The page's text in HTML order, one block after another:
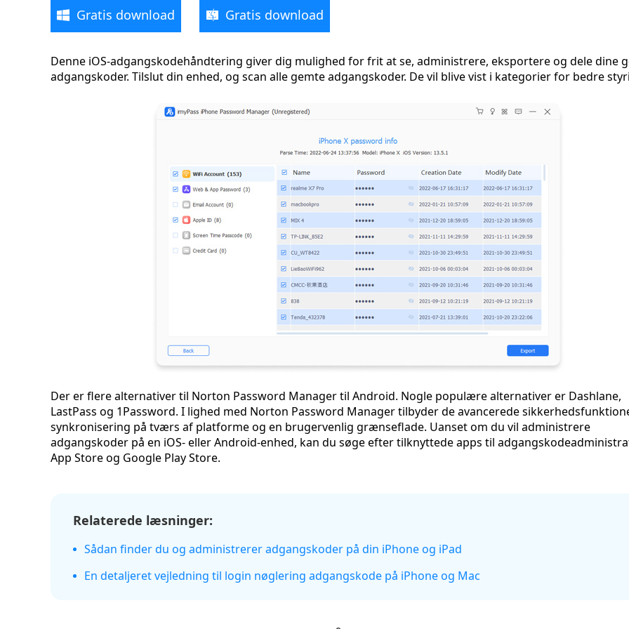
Gratis download Gratis download
Denne iOS-adgangskodehåndtering giver dig mulighed for frit at se, administrere, eksportere og dele dine
adgangskoder. Tilslut din enhed, og scan alle gemte adgangskoder. De vil blive vist i kategorier for bedre
Der er flere alternativer til Norton Password Manager til Android. Nogle populære alternativer er Dashlane,
LastPass og 1Password. I lighed med Norton Password Manager tilbyder de avancerede
synkronisering på tværs af platforme og en brugervenlig grænseflade. Uanset om du vil administrere
adgangskoder på en iOS- eller Android-enhed, kan du søge efter tilknyttede apps til
App Store og Google Play Store.
Relaterede læsninger:
Sådan finder du og administrerer adgangskoder på din iPhone og iPad
En detaljeret vejledning til login nøglering adgangskode på iPhone og Mac